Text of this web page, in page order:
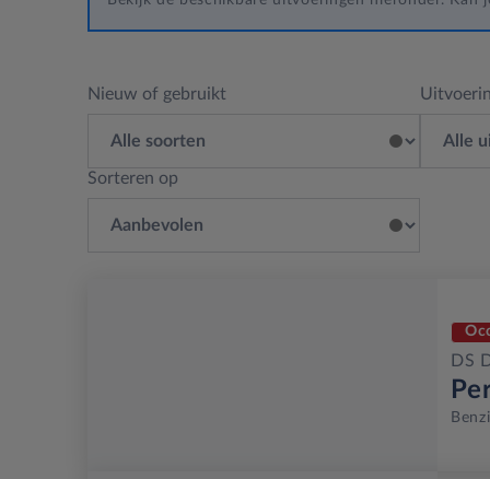
Nieuw of gebruikt
Sorteren op
DS